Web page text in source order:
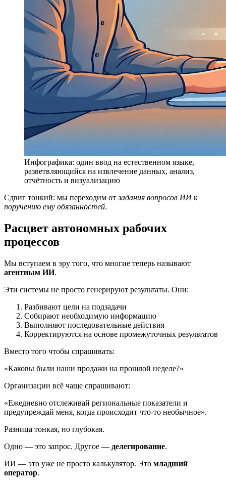
Инфографика: один ввод на естественном языке,
разветвляющийся на извлечение данных, анализ,
отчётность и визуализацию
Сдвиг тонкий: мы переходим отзадания вопросов ИИк
поручению ему обязанностей.
Расцвет автономных рабочих
процессов
Мы вступаем в эру того, что многие теперь называют
агентным ИИ.
Эти системы не просто генерируют результаты. Они:
Разбивают цели на подзадачи
Собирают необходимую информацию
Выполняют последовательные действия
Корректируются на основе промежуточных результатов
Вместо того чтобы спрашивать:
«Каковы были наши продажи на прошлой неделе?»
Организации всё чаще спрашивают:
«Ежедневно отслеживай региональные показатели и
предупреждай меня, когда происходит что-то необычное».
Разница тонкая, но глубокая.
Одно — это запрос. Другое — делегирование.
ИИ — это уже не просто калькулятор. Это младший
оператор.